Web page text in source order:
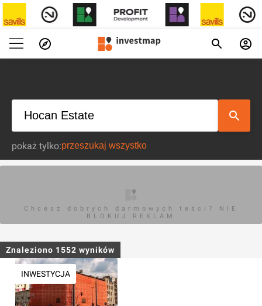
pokaż tylko:
Chcesz dobrych darmowych teści? NIE
BLOKUJ REKLAM
Znaleziono 1552 wyników
INWESTYCJA